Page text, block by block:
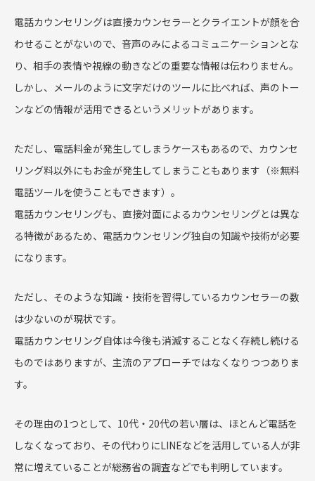
電話カウンセリングは直接カウンセラーとクライエントが顔を合
わせることがないので、音声のみによるコミュニケーションとな
り、相手の表情や視線の動きなどの重要な情報は伝わりません。
しかし、メールのように文字だけのツールに比べれば、声のトー
ンなどの情報が活用できるというメリットがあります。
ただし、電話料金が発生してしまうケースもあるので、カウンセ
リング料以外にもお金が発生してしまうこともあります（※無料
電話ツールを使うこともできます）。
電話カウンセリングも、直接対面によるカウンセリングとは異な
る特徴があるため、電話カウンセリング独自の知識や技術が必要
になります。
ただし、そのような知識・技術を習得しているカウンセラーの数
は少ないのが現状です。
電話カウンセリング自体は今後も消滅することなく存続し続ける
ものではありますが、主流のアプローチではなくなりつつありま
す。
その理由の1つとして、10代・20代の若い層は、ほとんど電話を
しなくなっており、その代わりにLINEなどを活用している人が非
常に増えていることが総務省の調査などでも判明しています。